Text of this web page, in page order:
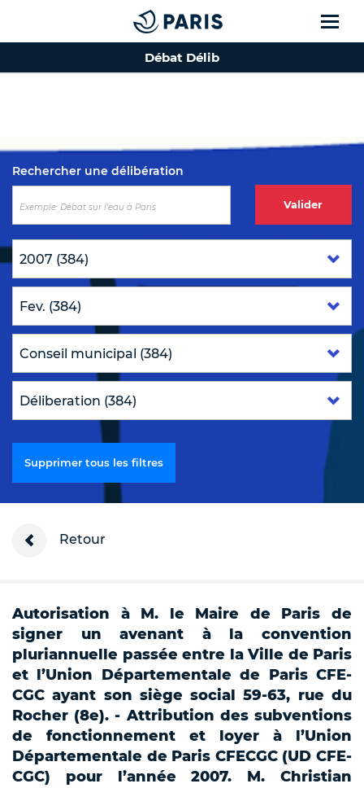
Top of the page
Débat Délib
Rechercher une délibération
Valider
Supprimer tous les filtres
Retour
Autorisation à M. le Maire de Paris de
signer un avenant à la convention
pluriannuelle passée entre la Ville de Paris
et l’Union Départementale de Paris CFE-
CGC ayant son siège social 59-63, rue du
Rocher (8e). - Attribution des subventions
de fonctionnement et loyer à l’Union
Départementale de Paris CFECGC (UD CFE-
CGC) pour l’année 2007. M. Christian